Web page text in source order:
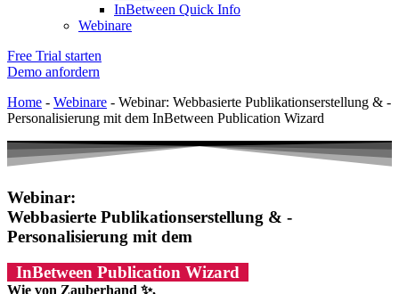
InBetween Quick Info
Webinare
Free Trial starten
Demo anfordern
Home - Webinare - Webinar: Webbasierte Publikationserstellung & -
Personalisierung mit dem InBetween Publication Wizard
Webinar:
Webbasierte Publikationserstellung & -
Personalisierung mit dem
InBetween Publication Wizard
Wie von Zauberhand ✨,